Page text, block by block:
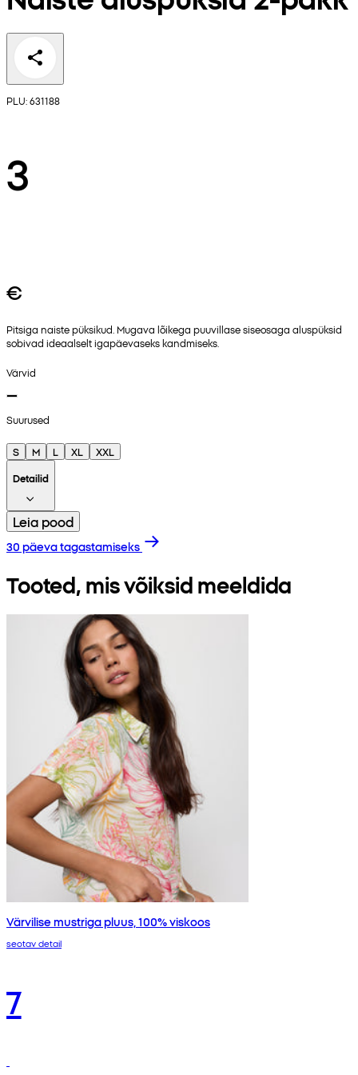
PLU: 631188
3
€
Pitsiga naiste püksikud. Mugava lõikega puuvillase siseosaga aluspüksid
sobivad ideaalselt igapäevaseks kandmiseks.
Värvid
Suurused
S M L XL
XXL
Detailid
Leia pood
30 päeva tagastamiseks
Tooted, mis võiksid meeldida
Värvilise mustriga pluus, 100% viskoos
seotav detail
7